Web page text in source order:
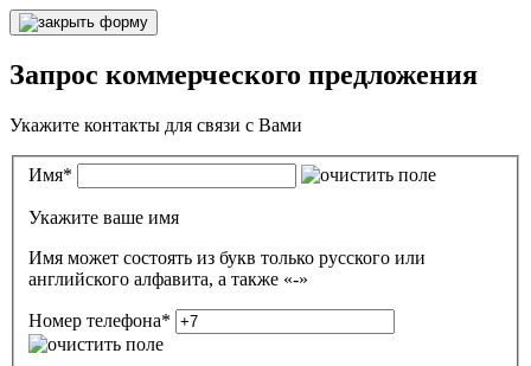
Запрос коммерческого предложения
Укажите контакты для связи с Вами
Имя*
Укажите ваше имя
Имя может состоять из букв только русского или
английского алфавита, а также «-»
Номер телефона*